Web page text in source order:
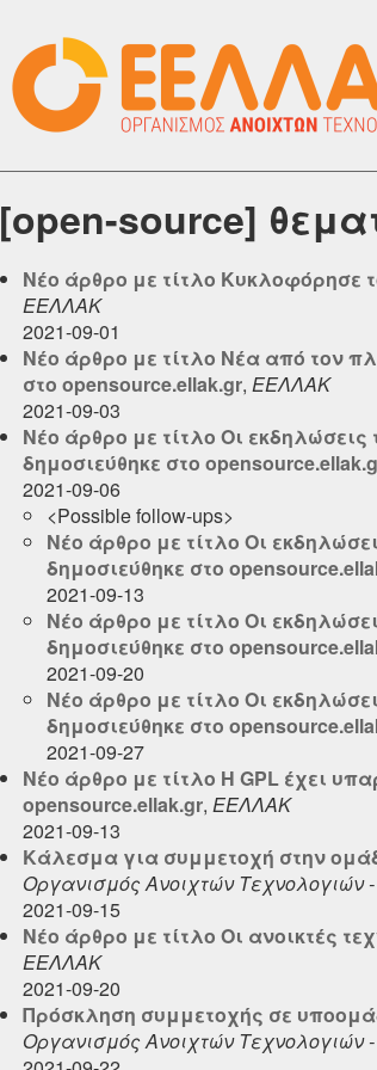
[open-source]
Νέο άρθρο με τίτλο Κυκλοφόρησε
ΕΕΛΛΑΚ
2021-09-01
Νέο άρθρο με τίτλο Νέα από τον
στο opensource.ellak.gr, ΕΕΛΛΑΚ
2021-09-03
Νέο άρθρο με τίτλο Οι εκδηλώσεις
δημοσιεύθηκε στο
2021-09-06
<Possible follow-ups>
Νέο άρθρο με τίτλο Οι
δημοσιεύθηκε στο
2021-09-13
Νέο άρθρο με τίτλο Οι
δημοσιεύθηκε στο
2021-09-20
Νέο άρθρο με τίτλο Οι
δημοσιεύθηκε στο
2021-09-27
Νέο άρθρο με τίτλο Η GPL έχει
opensource.ellak.gr, ΕΕΛΛΑΚ
2021-09-13
Κάλεσμα για συμμετοχή στην
Οργανισμός Ανοιχτών Τεχνολογιών
2021-09-15
Νέο άρθρο με τίτλο Οι ανοικτές
ΕΕΛΛΑΚ
2021-09-20
Πρόσκληση συμμετοχής σε
Οργανισμός Ανοιχτών Τεχνολογιών